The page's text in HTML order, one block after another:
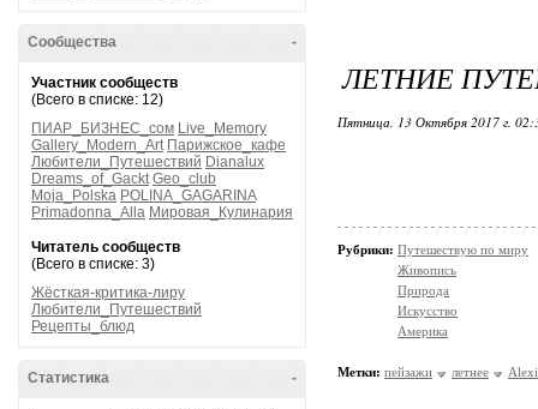
-
Сообщества
Участник сообществ
(Всего в списке: 12)
ПИАР_БИЗНЕС_сом Live_Memory
Gallery_Modern_Art Парижское_кафе
Любители_Путешествий Dianalux
Dreams_of_Gackt Geo_club
Moja_Polska POLINA_GAGARINA
Primadonna_Alla Мировая_Кулинария
Читатель сообществ
(Всего в списке: 3)
Жёсткая-критика-лиру
Любители_Путешествий
Рецепты_блюд
-
Статистика
ЛЕТНИЕ
Пятница, 13 Октября 2017 г.
Рубрики: Путешествую по миру
Живопись
Природа
Искусство
Америка
Метки: пейзажи летнее